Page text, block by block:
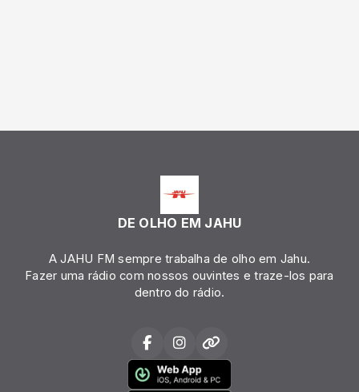
DE OLHO EM JAHU
A JAHU FM sempre trabalha de olho em Jahu.
Fazer uma rádio com nossos ouvintes e traze-los para
dentro do rádio.